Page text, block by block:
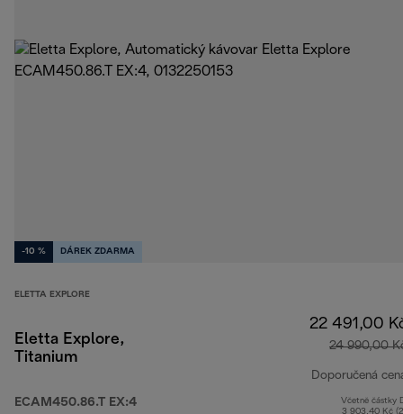
-10 % DÁREK ZDARMA
ELETTA EXPLORE
Eletta Explore,
Titanium
ECAM450.86.T EX:4
22 491,00
24 990,00
Doporučená
Včetně částky
3 903,40 Kč